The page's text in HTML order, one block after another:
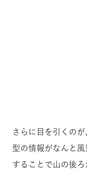
さらに目を引くの
型の情報がなんと
することで山の後